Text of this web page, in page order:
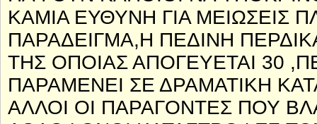
ΚΑΜΙΑ ΕΥΘΥΝΗ ΓΙΑ ΜΕΙΩΣΕΙΣ
ΠΑΡΑΔΕΙΓΜΑ,Η ΠΕΔΙΝΗ
ΤΗΣ ΟΠΟΙΑΣ ΑΠΟΓΕΥΕΤΑΙ 30
ΠΑΡΑΜΕΝΕΙ ΣΕ ΔΡΑΜΑΤΙΚΗ
ΑΛΛΟΙ ΟΙ ΠΑΡΑΓΟΝΤΕΣ ΠΟΥ